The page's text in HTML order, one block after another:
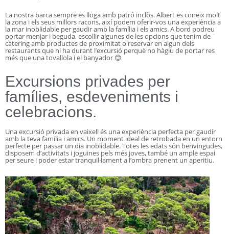
La nostra barca sempre es lloga amb patró inclòs. Albert es coneix molt
la zona i els seus millors racons, així podem oferir-vos una experiència a
la mar inoblidable per gaudir amb la família i els amics. A bord podreu
portar menjar i beguda, escollir algunes de les opcions que tenim de
càtering amb productes de proximitat o reservar en algun dels
restaurants que hi ha durant l’excursió perquè no hàgiu de portar res
més que una tovallola i el banyador 😊
Excursions privades per
famílies, esdeveniments i
celebracions.
Una excursió privada en vaixell és una experiència perfecta per gaudir
amb la teva família i amics. Un moment ideal de retrobada en un entorn
perfecte per passar un dia inoblidable. Totes les edats són benvingudes,
disposem d’activitats i joguines pels més joves, també un ample espai
per seure i poder estar tranquil·lament a l’ombra prenent un aperitiu.